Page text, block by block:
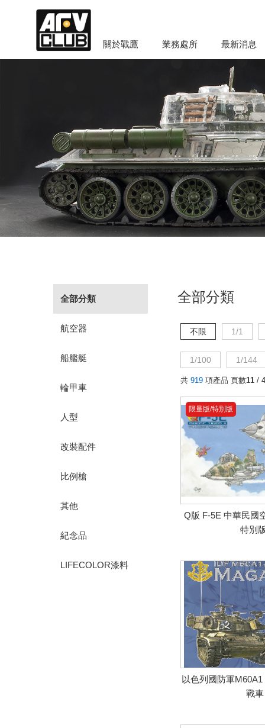
關於戰鷹 業務處所 最新消息
全部分類
航空器
船艦艇
輪甲車
人型
改裝配件
比例槍
其他
紀念品
LIFECOLOR漆料
全部分類
不限 1/1
1/100 1/144
共 919 項產品 頁數11 /
限量版/特別版
Q版 F-5E 中華民國
特別
以色列國防軍
戰車